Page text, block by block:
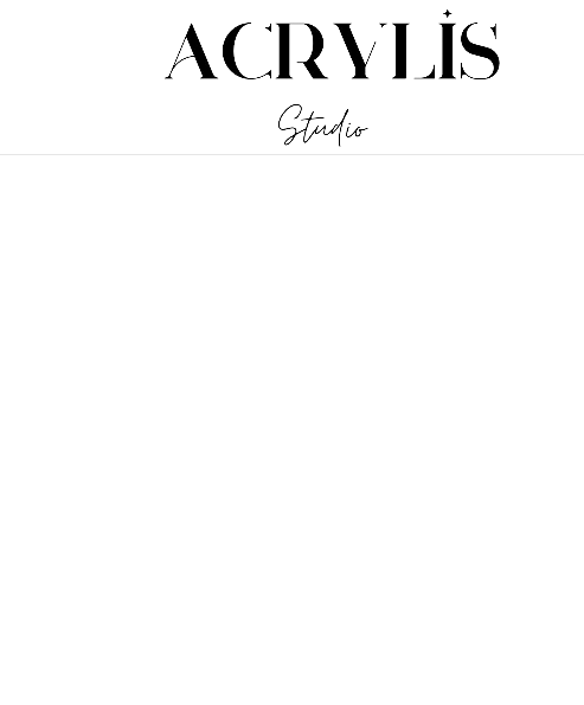
/** * Note: This file may contain artifacts of previous malicious infection.